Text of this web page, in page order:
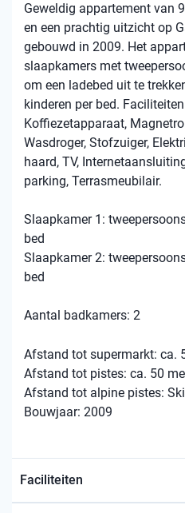
Geweldig appartement van
en een prachtig uitzicht op
gebouwd in 2009. Het
slaapkamers met
om een ​​ladebed uit te
kinderen per bed.
Koffiezetapparaat,
Wasdroger, Stofzuiger,
haard, TV,
parking, Terrasmeubilair.
Slaapkamer 1:
bed
Slaapkamer 2:
bed
Aantal badkamers: 2
Afstand tot supermarkt: ca.
Afstand tot pistes: ca. 50
Afstand tot alpine pistes:
Bouwjaar: 2009
Faciliteiten